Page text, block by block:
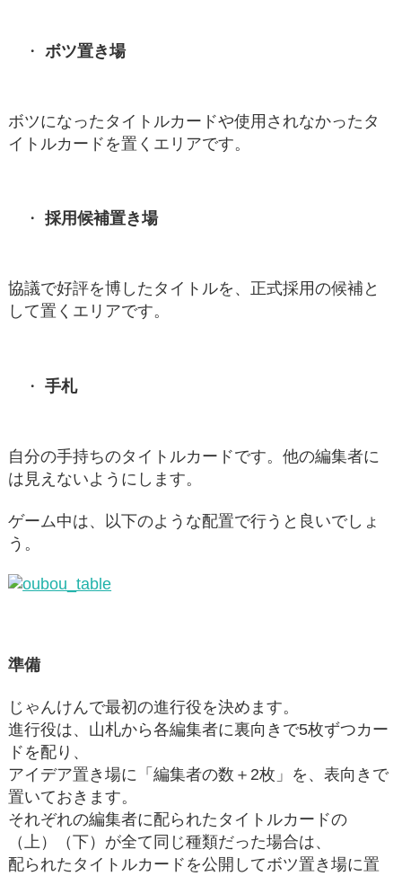
ボツ置き場
ボツになったタイトルカードや使用されなかったタ
イトルカードを置くエリアです。
採用候補置き場
協議で好評を博したタイトルを、正式採用の候補と
して置くエリアです。
手札
自分の手持ちのタイトルカードです。他の編集者に
は見えないようにします。
ゲーム中は、以下のような配置で行うと良いでしょ
う。
準備
じゃんけんで最初の進行役を決めます。
進行役は、山札から各編集者に裏向きで5枚ずつカー
ドを配り、
アイデア置き場に「編集者の数＋2枚」を、表向きで
置いておきます。
それぞれの編集者に配られたタイトルカードの
（上）（下）が全て同じ種類だった場合は、
配られたタイトルカードを公開してボツ置き場に置